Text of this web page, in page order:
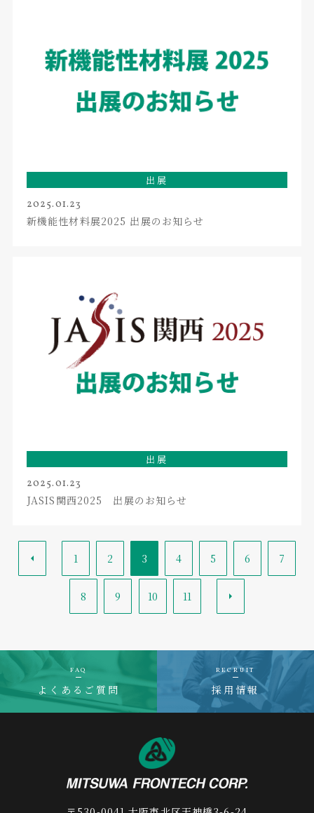
出展
2025.01.23
新機能性材料展2025 出展のお知らせ
出展
2025.01.23
JASIS関西2025 出展のお知らせ
1 2 3 4 5 6 7
8 9 10 11
FAQ
よくあるご質問
RECRUIT
採用情報